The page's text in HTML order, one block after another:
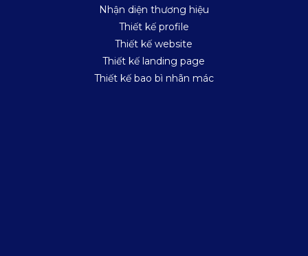
Nhận diện thương hiệu
Thiết kế profile
Thiết kế website
Thiết kế landing page
Thiết kế bao bì nhãn mác